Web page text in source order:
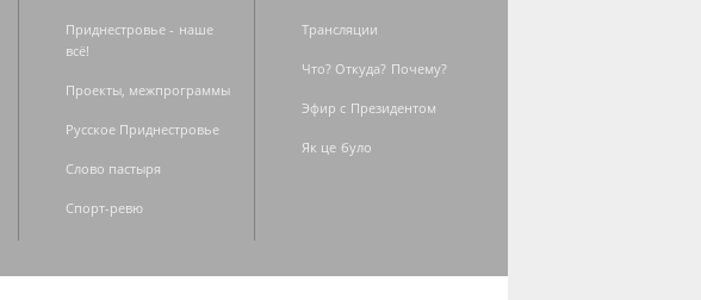
Приднестровье - наше
всё!
Проекты, межпрограммы
Русское Приднестровье
Слово пастыря
Спорт-ревю
Трансляции
Что? Откуда? Почему?
Эфир с Президентом
Як це було